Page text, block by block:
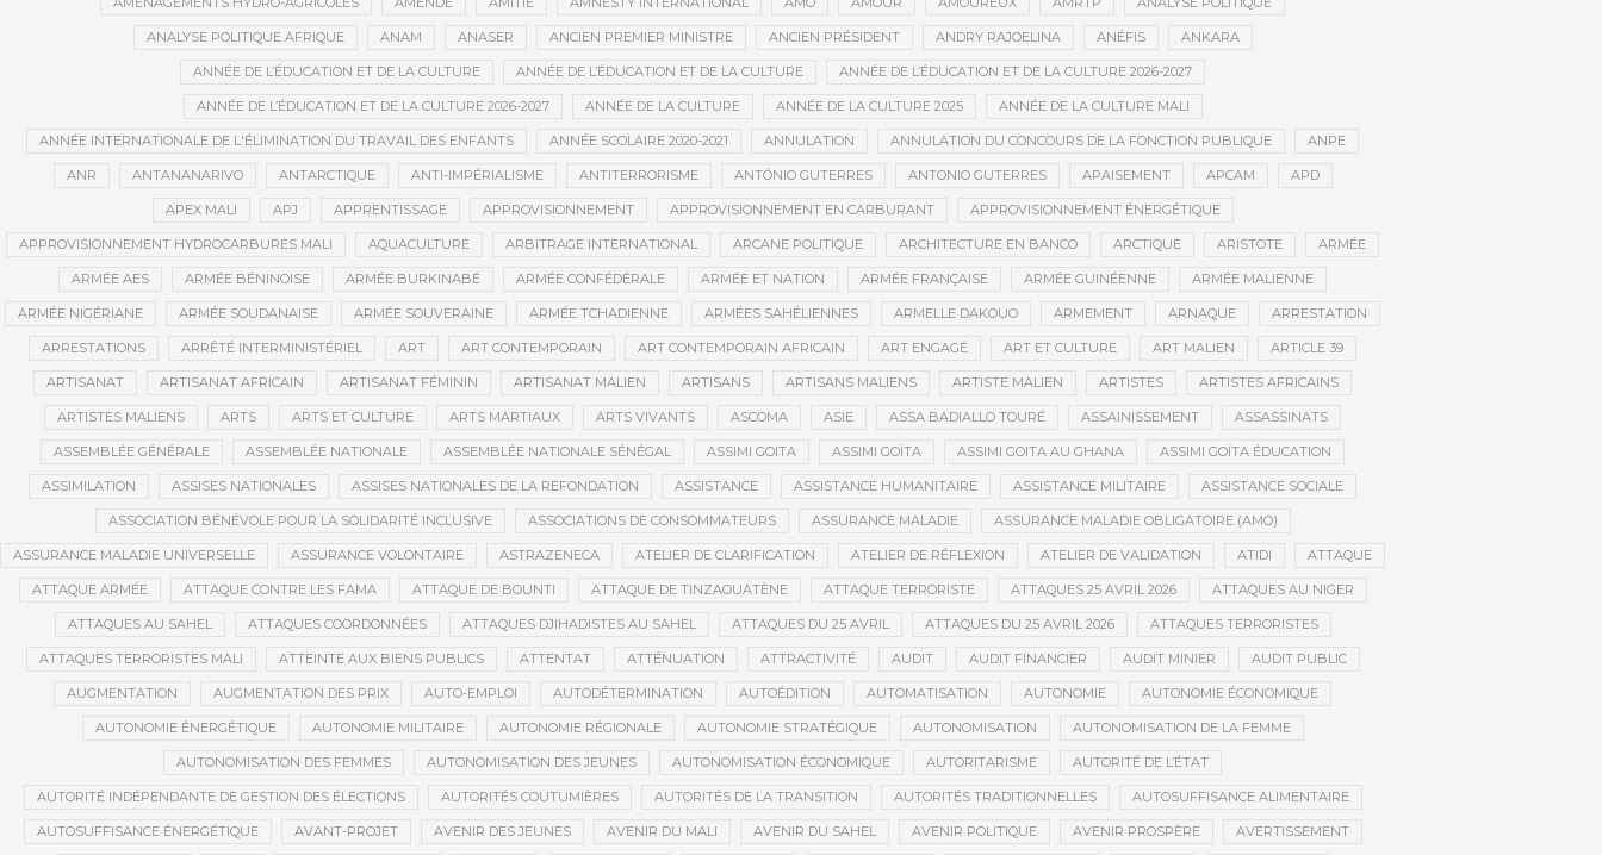
ANALYSE POLITIQUE AFRIQUE ANAM ANASER ANCIEN PREMIER MINISTRE ANCIEN PRÉSIDENT ANDRY RAJOELINA ANÉFIS ANKARA
ANNÉE DE L’ÉDUCATION ET DE LA CULTURE ANNÉE DE L’ÉDUCATION ET DE LA CULTURE ANNÉE DE L’ÉDUCATION ET DE LA CULTURE 2026-2027
ANNÉE DE L’ÉDUCATION ET DE LA CULTURE 2026-2027 ANNÉE DE LA CULTURE ANNÉE DE LA CULTURE 2025 ANNÉE DE LA CULTURE MALI
ANNÉE INTERNATIONALE DE L'ÉLIMINATION DU TRAVAIL DES ENFANTS ANNÉE SCOLAIRE 2020-2021 ANNULATION ANNULATION DU CONCOURS DE LA FONCTION PUBLIQUE ANPE
ANR ANTANANARIVO ANTARCTIQUE ANTI-IMPÉRIALISME ANTITERRORISME ANTÓNIO GUTERRES ANTONIO GUTERRES APAISEMENT APCAM APD
APEX MALI APJ APPRENTISSAGE APPROVISIONNEMENT APPROVISIONNEMENT EN CARBURANT APPROVISIONNEMENT ÉNERGÉTIQUE
APPROVISIONNEMENT HYDROCARBURES MALI AQUACULTURE ARBITRAGE INTERNATIONAL ARCANE POLITIQUE ARCHITECTURE EN BANCO ARCTIQUE ARISTOTE ARMÉE
ARMÉE AES ARMÉE BÉNINOISE ARMÉE BURKINABÉ ARMÉE CONFÉDÉRALE ARMÉE ET NATION ARMÉE FRANÇAISE ARMÉE GUINÉENNE ARMÉE MALIENNE
ARMÉE NIGÉRIANE ARMÉE SOUDANAISE ARMÉE SOUVERAINE ARMÉE TCHADIENNE ARMÉES SAHÉLIENNES ARMELLE DAKOUO ARMEMENT ARNAQUE ARRESTATION
ARRESTATIONS ARRÊTÉ INTERMINISTÉRIEL ART ART CONTEMPORAIN ART CONTEMPORAIN AFRICAIN ART ENGAGÉ ART ET CULTURE ART MALIEN ARTICLE 39
ARTISANAT ARTISANAT AFRICAIN ARTISANAT FÉMININ ARTISANAT MALIEN ARTISANS ARTISANS MALIENS ARTISTE MALIEN ARTISTES ARTISTES AFRICAINS
ARTISTES MALIENS ARTS ARTS ET CULTURE ARTS MARTIAUX ARTS VIVANTS ASCOMA ASIE ASSA BADIALLO TOURÉ ASSAINISSEMENT ASSASSINATS
ASSEMBLÉE GÉNÉRALE ASSEMBLÉE NATIONALE ASSEMBLÉE NATIONALE SÉNÉGAL ASSIMI GOITA ASSIMI GOÏTA ASSIMI GOITA AU GHANA ASSIMI GOÏTA ÉDUCATION
ASSIMILATION ASSISES NATIONALES ASSISES NATIONALES DE LA REFONDATION ASSISTANCE ASSISTANCE HUMANITAIRE ASSISTANCE MILITAIRE ASSISTANCE SOCIALE
ASSOCIATION BÉNÉVOLE POUR LA SOLIDARITÉ INCLUSIVE ASSOCIATIONS DE CONSOMMATEURS ASSURANCE MALADIE ASSURANCE MALADIE OBLIGATOIRE (AMO)
ASSURANCE MALADIE UNIVERSELLE ASSURANCE VOLONTAIRE ASTRAZENECA ATELIER DE CLARIFICATION ATELIER DE RÉFLEXION ATELIER DE VALIDATION ATIDI ATTAQUE
ATTAQUE ARMÉE ATTAQUE CONTRE LES FAMA ATTAQUE DE BOUNTI ATTAQUE DE TINZAOUATÈNE ATTAQUE TERRORISTE ATTAQUES 25 AVRIL 2026 ATTAQUES AU NIGER
ATTAQUES AU SAHEL ATTAQUES COORDONNÉES ATTAQUES DJIHADISTES AU SAHEL ATTAQUES DU 25 AVRIL ATTAQUES DU 25 AVRIL 2026 ATTAQUES TERRORISTES
ATTAQUES TERRORISTES MALI ATTEINTE AUX BIENS PUBLICS ATTENTAT ATTÉNUATION ATTRACTIVITÉ AUDIT AUDIT FINANCIER AUDIT MINIER AUDIT PUBLIC
AUGMENTATION AUGMENTATION DES PRIX AUTO-EMPLOI AUTODÉTERMINATION AUTOÉDITION AUTOMATISATION AUTONOMIE AUTONOMIE ÉCONOMIQUE
AUTONOMIE ÉNERGÉTIQUE AUTONOMIE MILITAIRE AUTONOMIE RÉGIONALE AUTONOMIE STRATÉGIQUE AUTONOMISATION AUTONOMISATION DE LA FEMME
AUTONOMISATION DES FEMMES AUTONOMISATION DES JEUNES AUTONOMISATION ÉCONOMIQUE AUTORITARISME AUTORITÉ DE L’ÉTAT
AUTORITÉ INDÉPENDANTE DE GESTION DES ÉLECTIONS AUTORITÉS COUTUMIÈRES AUTORITÉS DE LA TRANSITION AUTORITÉS TRADITIONNELLES AUTOSUFFISANCE ALIMENTAIRE
AUTOSUFFISANCE ÉNERGÉTIQUE AVANT-PROJET AVENIR DES JEUNES AVENIR DU MALI AVENIR DU SAHEL AVENIR POLITIQUE AVENIR PROSPÈRE AVERTISSEMENT